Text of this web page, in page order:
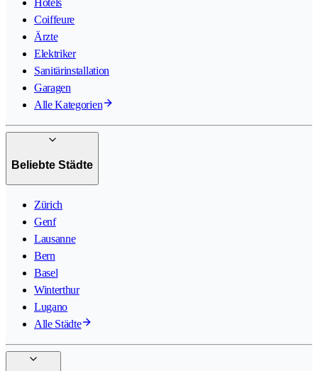
Hotels
Coiffeure
Ärzte
Elektriker
Sanitärinstallation
Garagen
Alle Kategorien
Beliebte Städte
Zürich
Genf
Lausanne
Bern
Basel
Winterthur
Lugano
Alle Städte